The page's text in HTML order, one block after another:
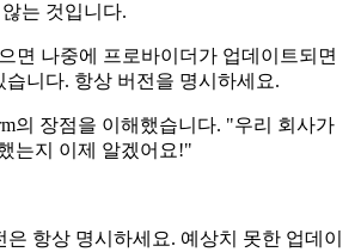
는 것입니다.
면 나중에 프로바이더가 업데이트되면
니다. 항상 버전을 명시하세요.
의 장점을 이해했습니다. "우리 회사가
는지 이제 알겠어요!"
항상 명시하세요. 예상치 못한 업데이